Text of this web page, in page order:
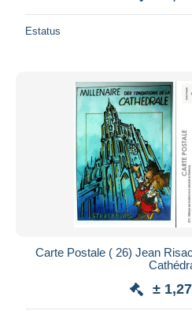
Estatus
Carte Postale ( 26) Jean
±